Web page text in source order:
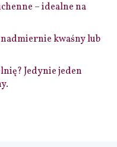
– idealne na
kwaśny lub
Jedynie jeden